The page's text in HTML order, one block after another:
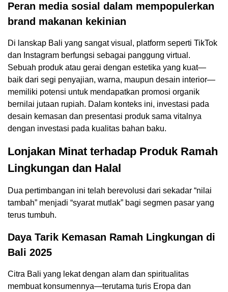
Peran media sosial dalam mempopulerkan
brand makanan kekinian
Di lanskap Bali yang sangat visual, platform seperti TikTok
dan Instagram berfungsi sebagai panggung virtual.
Sebuah produk atau gerai dengan estetika yang kuat—
baik dari segi penyajian, warna, maupun desain interior—
memiliki potensi untuk mendapatkan promosi organik
bernilai jutaan rupiah. Dalam konteks ini, investasi pada
desain kemasan dan presentasi produk sama vitalnya
dengan investasi pada kualitas bahan baku.
Lonjakan Minat terhadap Produk Ramah
Lingkungan dan Halal
Dua pertimbangan ini telah berevolusi dari sekadar “nilai
tambah” menjadi “syarat mutlak” bagi segmen pasar yang
terus tumbuh.
Daya Tarik Kemasan Ramah Lingkungan di
Bali 2025
Citra Bali yang lekat dengan alam dan spiritualitas
membuat konsumennya—terutama turis Eropa dan